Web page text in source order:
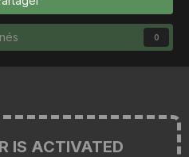
0
IS ACTIVATED